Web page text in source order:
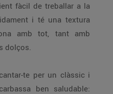
fàcil de treballar a la
i té una textura
amb tot, tant amb
dolços.
te per un clàssic i
ben saludable: